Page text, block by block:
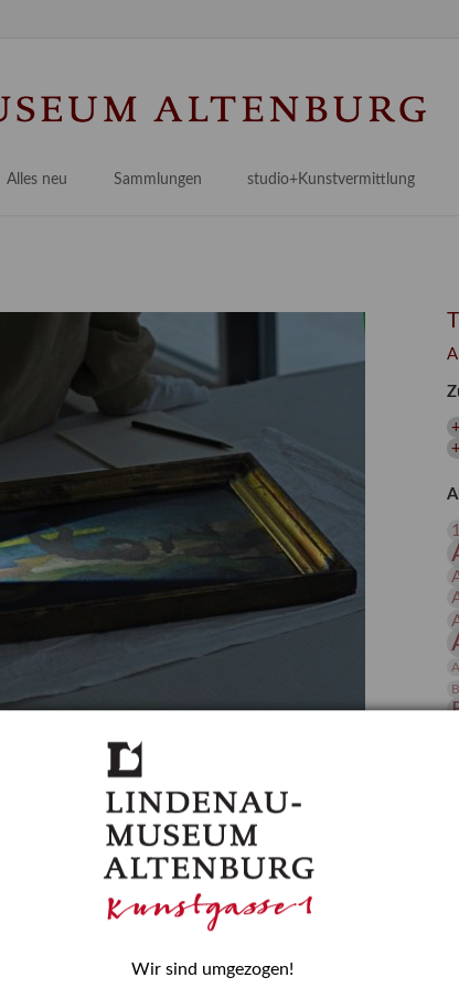
& Editionen
Alles neu
Provenienzforschung
Kulturelle Vermittlung
Länderübergreifende kulturtouristische Ziele
Sammlungen
Malerei 17.–19. Jh.
Deutsche Malerei 20./21. Jh.
Grafische Sammlung
Kunstbibliothek
Restaurierung
Forschung
studio+Kunstvermittlung
Angebote für Erwachsene
Angebote für Kitas
– Kunstdetektivinnen im Dienste
am Lindenau-Museum Altenburg
in der Wissenschaft wurde 2015 in der
beschlossen. Er wird jährlich am 11. Februar
erinnern, die Mädchen und Frauen in
Blogbeitrag stellt Provenienzforscherin
Wir sind umgezogen!